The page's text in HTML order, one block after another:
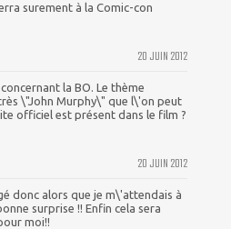
surement à la Comic-con
20 JUIN 2012
la BO. Le thème
\"John Murphy\" que l\'on peut
officiel est présent dans le film ?
20 JUIN 2012
donc alors que je m\'attendais à
surprise !! Enfin cela sera
moi!!